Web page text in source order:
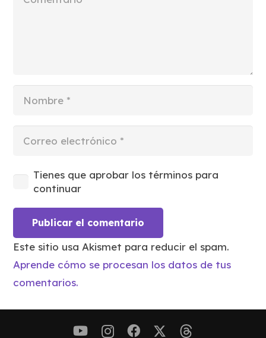
Tienes que aprobar los términos para
continuar
Publicar el comentario
Este sitio usa Akismet para reducir el spam.
Aprende cómo se procesan los datos de tus
comentarios.